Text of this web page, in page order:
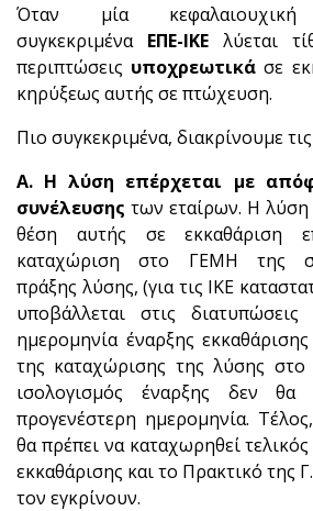
Όταν μία
συγκεκριμένα
ΕΠΕ-ΙΚΕ λύεται
περιπτώσεις υποχρεωτικά σε
κηρύξεως αυτής σε πτώχευση.
Πιο συγκεκριμένα, διακρίνουμε
Α. Η λύση επέρχεται με
συνέλευσης των εταίρων. Η λύση
θέση αυτής σε εκκαθάριση
καταχώριση στο ΓΕΜΗ της
πράξης λύσης, (για τις ΙΚΕ
υποβάλλεται στις
ημερομηνία έναρξης
της καταχώρισης της λύσης
ισολογισμός έναρξης δεν
προγενέστερη ημερομηνία.
θα πρέπει να καταχωρηθεί
εκκαθάρισης και το Πρακτικό της
τον εγκρίνουν.